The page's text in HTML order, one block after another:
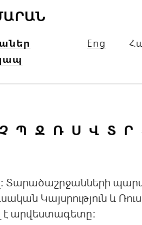
Eng
Չ Պ Ջ Ռ Ս Վ Տ Ր
Տարածաշրջանների
Կայսրություն և
է արվեստագետը: